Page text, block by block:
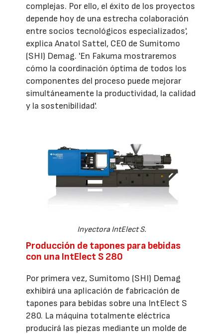
complejas. Por ello, el éxito de los proyectos
depende hoy de una estrecha colaboración
entre socios tecnológicos especializados',
explica Anatol Sattel, CEO de Sumitomo
(SHI) Demag. 'En Fakuma mostraremos
cómo la coordinación óptima de todos los
componentes del proceso puede mejorar
simultáneamente la productividad, la calidad
y la sostenibilidad'.
Inyectora IntElect S.
Producción de tapones para bebidas
con una IntElect S 280
Por primera vez, Sumitomo (SHI) Demag
exhibirá una aplicación de fabricación de
tapones para bebidas sobre una IntElect S
280. La máquina totalmente eléctrica
producirá las piezas mediante un molde de